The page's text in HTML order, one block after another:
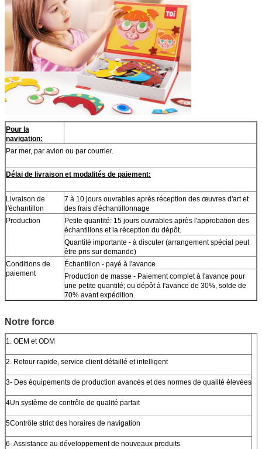
Pour la
navigation:
Par mer, par avion ou par courrier.
Délai de livraison et modalités de paiement:
Livraison de
l'échantillon
7 à 10 jours ouvrables après réception des œuvres d'art et
des frais d'échantillonnage
Production
Petite quantité: 15 jours ouvrables après l'approbation des
échantillons et la réception du dépôt.
Quantité importante - à discuter (arrangement spécial peut
être pris sur demande)
Conditions de
paiement
Échantillon - payé à l'avance
Production de masse - Paiement complet à l'avance pour
une petite quantité; ou dépôt à l'avance de 30%, solde de
70% avant expédition.
Notre force
1. OEM et ODM
2. Retour rapide, service client détaillé et intelligent
3- Des équipements de production avancés et des normes de qualité élevées
4Un système de contrôle de qualité parfait
5Contrôle strict des horaires de navigation
6- Assistance au développement de nouveaux produits